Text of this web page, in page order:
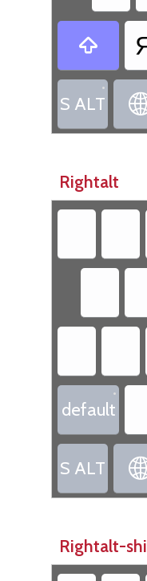

S ALT
•
Rightalt
default
•
S ALT
Rightalt-